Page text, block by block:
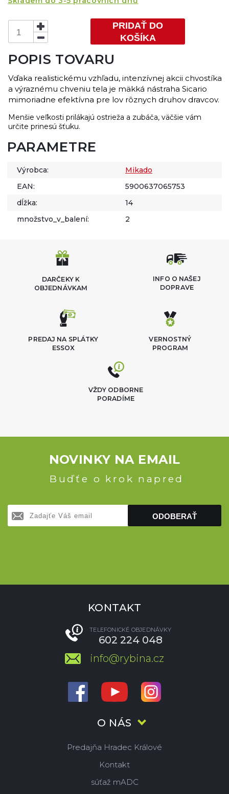
PRIDAŤ DO
KOŠÍKA
POPIS TOVARU
Vďaka realistickému vzhľadu, intenzívnej akcii chvostíka
a výraznému chveniu tela je mäkká nástraha Sicario
mimoriadne efektívna pre lov rôznych druhov dravcov.
Menšie veľkosti prilákajú ostrieža a zubáča, väčšie vám
určite prinesú šťuku.
PARAMETRE
Výrobca:
Mikado
EAN:
5900637065753
dĺžka:
14
množstvo_v_balení:
2
DARČEKY K
OBJEDNÁVKAM
INFO O NAŠEJ
DOPRAVE
VERNOSTNÝ
PROGRAM
PREDAJ NA SPLÁTKY
ESSOX
VŽDY ODBORNE
PORADÍME
NOVINKY NA EMAIL
Buďťe o krok napred
ODOBERAŤ
O NÁS
Predajňa Hradec Králové
Kontakt
súťaž mADC
KONTAKT
TELEFONICKÉ OBJEDNÁVKY
602 224 048
info@rybina.cz